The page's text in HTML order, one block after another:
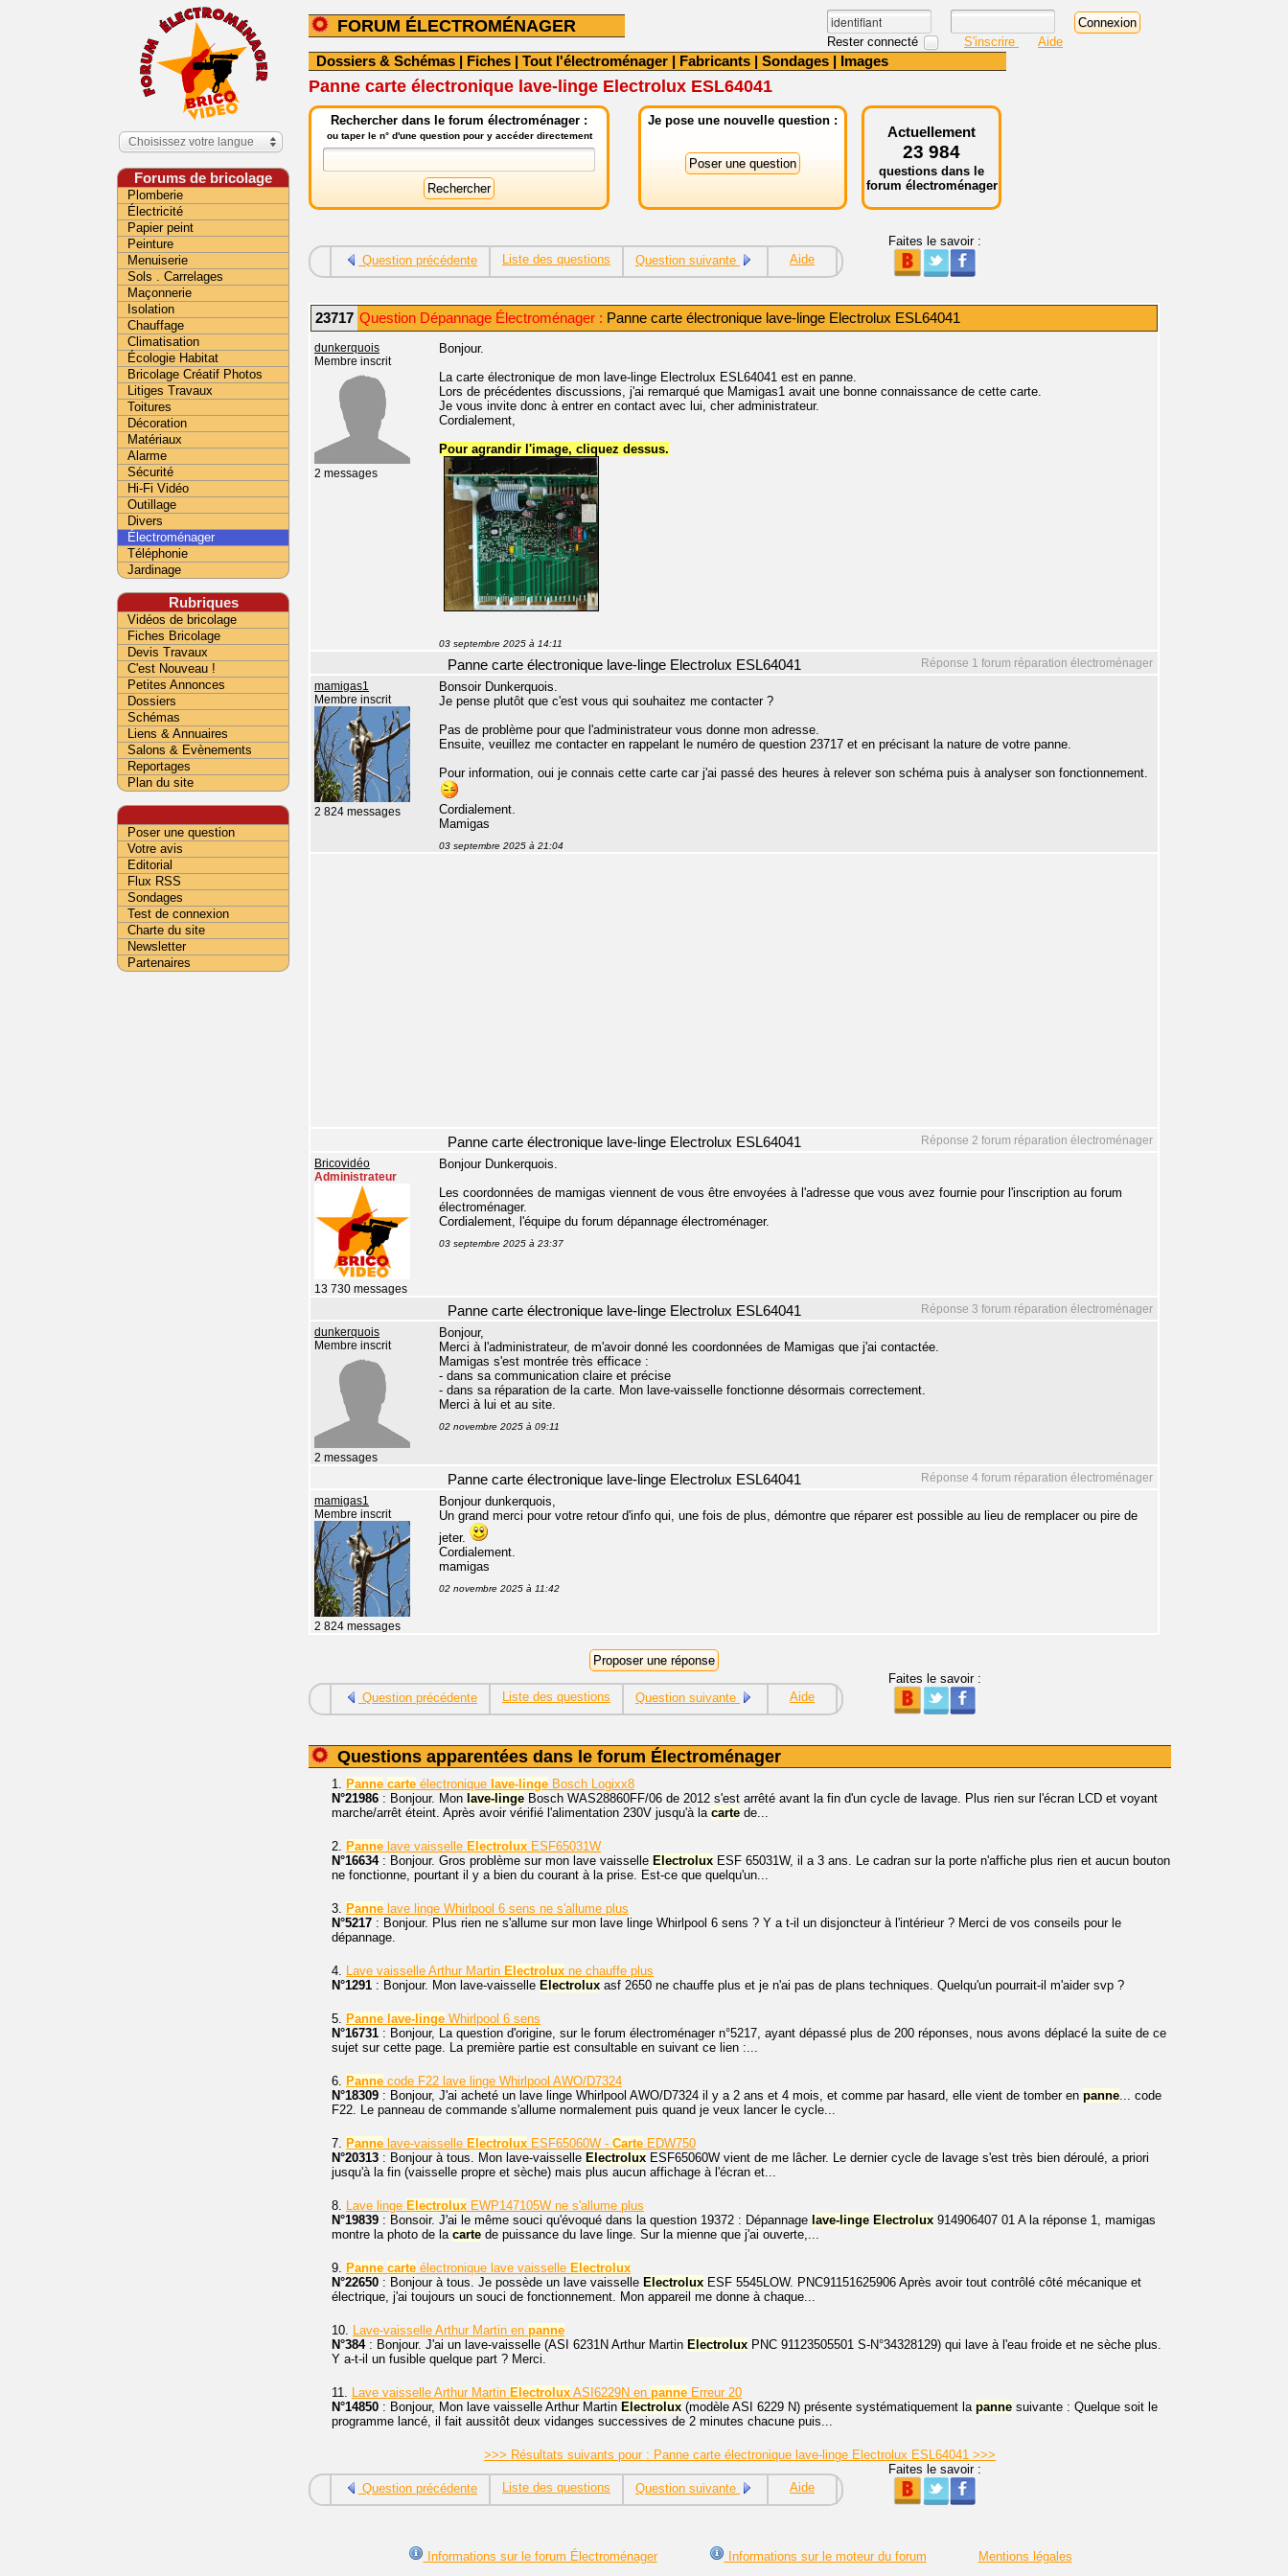
FORUM ÉLECTROMÉNAGER
Rester connecté S'inscrire Aide
Dossiers & Schémas | Fiches | Tout l'électroménager | Fabricants | Sondages | Images
Panne carte électronique lave-linge Electrolux ESL64041
Rechercher dans le forum électroménager :
ou taper le n° d'une question pour y accéder directement
Je pose une nouvelle question :
Actuellement
23 984
questions dans le
forum électroménager
Question précédente Liste des questions Question suivante Aide
Faites le savoir :
23717 Question Dépannage Électroménager : Panne carte électronique lave-linge Electrolux ESL64041
dunkerquois
Membre inscrit
2 messages
Bonjour.
La carte électronique de mon lave-linge Electrolux ESL64041 est en panne.
Lors de précédentes discussions, j'ai remarqué que Mamigas1 avait une bonne connaissance de cette carte.
Je vous invite donc à entrer en contact avec lui, cher administrateur.
Cordialement,
Pour agrandir l'image, cliquez dessus.
03 septembre 2025 à 14:11
Réponse 1 forum réparation électroménager
Panne carte électronique lave-linge Electrolux ESL64041
mamigas1
Membre inscrit
2 824 messages
Bonsoir Dunkerquois.
Je pense plutôt que c'est vous qui souhaitez me contacter ?
Pas de problème pour que l'administrateur vous donne mon adresse.
Ensuite, veuillez me contacter en rappelant le numéro de question 23717 et en précisant la nature de votre panne.
Pour information, oui je connais cette carte car j'ai passé des heures à relever son schéma puis à analyser son fonctionnement.
Cordialement.
Mamigas
03 septembre 2025 à 21:04
Réponse 2 forum réparation électroménager
Panne carte électronique lave-linge Electrolux ESL64041
Bricovidéo
Administrateur
13 730 messages
Bonjour Dunkerquois.
Les coordonnées de mamigas viennent de vous être envoyées à l'adresse que vous avez fournie pour l'inscription au forum
électroménager.
Cordialement, l'équipe du forum dépannage électroménager.
03 septembre 2025 à 23:37
Réponse 3 forum réparation électroménager
Panne carte électronique lave-linge Electrolux ESL64041
dunkerquois
Membre inscrit
2 messages
Bonjour,
Merci à l'administrateur, de m'avoir donné les coordonnées de Mamigas que j'ai contactée.
Mamigas s'est montrée très efficace :
- dans sa communication claire et précise
- dans sa réparation de la carte. Mon lave-vaisselle fonctionne désormais correctement.
Merci à lui et au site.
02 novembre 2025 à 09:11
Réponse 4 forum réparation électroménager
Panne carte électronique lave-linge Electrolux ESL64041
mamigas1
Membre inscrit
2 824 messages
Bonjour dunkerquois,
Un grand merci pour votre retour d'info qui, une fois de plus, démontre que réparer est possible au lieu de remplacer ou pire de
jeter.
Cordialement.
mamigas
02 novembre 2025 à 11:42
Question précédente Liste des questions Question suivante Aide
Faites le savoir :
Questions apparentées dans le forum Électroménager
1. Panne carte électronique lave-linge Bosch Logixx8
N°21986 : Bonjour. Mon lave-linge Bosch WAS28860FF/06 de 2012 s'est arrêté avant la fin d'un cycle de lavage. Plus rien sur l'écran LCD et voyant
marche/arrêt éteint. Après avoir vérifié l'alimentation 230V jusqu'à la carte de...
2. Panne lave vaisselle Electrolux ESF65031W
N°16634: Bonjour. Gros problème sur mon lave vaisselle Electrolux ESF 65031W, il a 3 ans. Le cadran sur la porte n'affiche plus rien et aucun bouton
ne fonctionne, pourtant il y a bien du courant à la prise. Est-ce que quelqu'un...
3. Panne lave linge Whirlpool 6 sens ne s'allume plus
N°5217 : Bonjour. Plus rien ne s'allume sur mon lave linge Whirlpool 6 sens ? Y a t-il un disjoncteur à l'intérieur ? Merci de vos conseils pour le
dépannage.
4. Lave vaisselle Arthur Martin Electrolux ne chauffe plus
N°1291 : Bonjour. Mon lave-vaisselle Electrolux asf 2650 ne chauffe plus et je n'ai pas de plans techniques. Quelqu'un pourrait-il m'aider svp ?
5. Panne lave-linge Whirlpool 6 sens
N°16731 : Bonjour, La question d'origine, sur le forum électroménager n°5217, ayant dépassé plus de 200 réponses, nous avons déplacé la suite de ce
sujet sur cette page. La première partie est consultable en suivant ce lien :...
6. Panne code F22 lave linge Whirlpool AWO/D7324
N°18309 : Bonjour, J'ai acheté un lave linge Whirlpool AWO/D7324 il y a 2 ans et 4 mois, et comme par hasard, elle vient de tomber en panne... code
F22. Le panneau de commande s'allume normalement puis quand je veux lancer le cycle...
7. Panne lave-vaisselle Electrolux ESF65060W - Carte EDW750
N°20313 : Bonjour à tous. Mon lave-vaisselle Electrolux ESF65060W vient de me lâcher. Le dernier cycle de lavage s'est très bien déroulé, a priori
jusqu'à la fin (vaisselle propre et sèche) mais plus aucun affichage à l'écran et...
8. Lave linge Electrolux EWP147105W ne s'allume plus
N°19839 : Bonsoir. J'ai le même souci qu'évoqué dans la question 19372 : Dépannage lave-linge Electrolux 914906407 01 A la réponse 1, mamigas
montre la photo de la carte de puissance du lave linge. Sur la mienne que j'ai ouverte,...
9. Panne carte électronique lave vaisselle Electrolux
N°22650 : Bonjour à tous. Je possède un lave vaisselle Electrolux ESF 5545LOW. PNC91151625906 Après avoir tout contrôlé côté mécanique et
électrique, j'ai toujours un souci de fonctionnement. Mon appareil me donne à chaque...
10. Lave-vaisselle Arthur Martin en panne
N°384: Bonjour. J'ai un lave-vaisselle (ASI 6231N Arthur Martin Electrolux PNC 91123505501 S-N°34328129) qui lave à l'eau froide et ne sèche plus.
Y a-t-il un fusible quelque part ? Merci.
11. Lave vaisselle Arthur Martin Electrolux ASI6229N en panne Erreur 20
N°14850 : Bonjour, Mon lave vaisselle Arthur Martin Electrolux (modèle ASI 6229 N) présente systématiquement la panne suivante : Quelque soit le
programme lancé, il fait aussitôt deux vidanges successives de 2 minutes chacune puis...
>>> Résultats suivants pour : Panne carte électronique lave-linge Electrolux ESL64041 >>>
Question précédente Liste des questions Question suivante Aide
Faites le savoir :
Informations sur le forum Électroménager Informations sur le moteur du forum Mentions légales
Choisissez votre langue
Forums de bricolage
Plomberie
Électricité
Papier peint
Peinture
Menuiserie
Sols . Carrelages
Maçonnerie
Isolation
Chauffage
Climatisation
Écologie Habitat
Bricolage Créatif Photos
Litiges Travaux
Toitures
Décoration
Matériaux
Alarme
Sécurité
Hi-Fi Vidéo
Outillage
Divers
Électroménager
Téléphonie
Jardinage
Rubriques
Vidéos de bricolage
Fiches Bricolage
Devis Travaux
C'est Nouveau !
Petites Annonces
Dossiers
Schémas
Liens & Annuaires
Salons & Evènements
Reportages
Plan du site
Poser une question
Votre avis
Editorial
Flux RSS
Sondages
Test de connexion
Charte du site
Newsletter
Partenaires